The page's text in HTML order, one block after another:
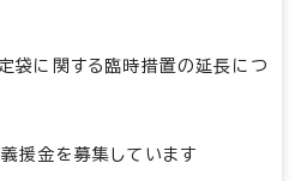
袋に関する臨時措置の延長につ
援金を募集しています